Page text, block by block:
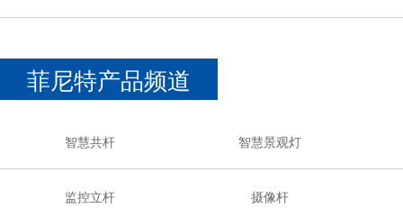
菲尼特产品频道
智慧共杆 智慧景观灯
监控立杆 摄像杆